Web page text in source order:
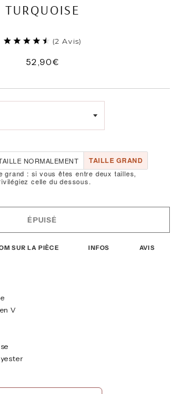
TURQUOISE
(2 Avis)
52,90€
PRIX
UNITAIRE
NORMALEMENT TAILLE GRAND
grand : si vous êtes entre deux tailles,
celle du dessous.
ÉPUISÉ
SUR LA PIÈCE INFOS AVIS
V